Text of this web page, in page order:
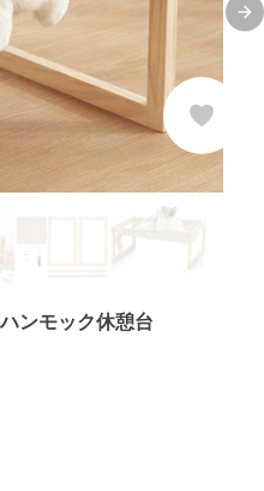
ンモック休憩台